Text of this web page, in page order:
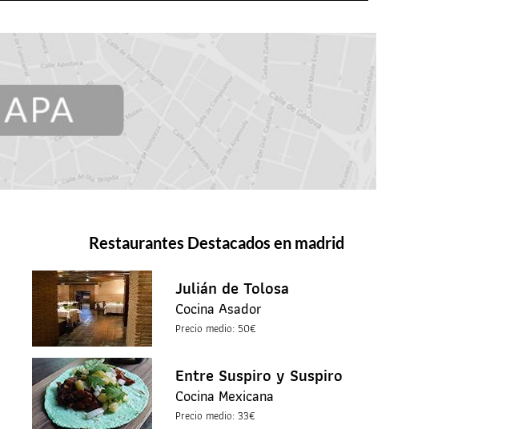
Restaurantes Destacados en madrid
Julián de Tolosa
Cocina Asador
Precio medio: 50€
Entre Suspiro y Suspiro
Cocina Mexicana
Precio medio: 33€